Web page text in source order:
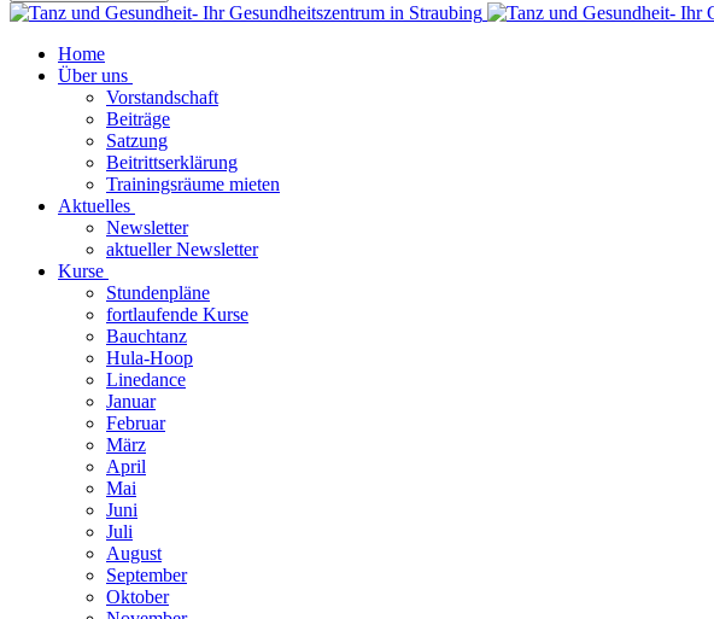
Home
Über uns
Vorstandschaft
Beiträge
Satzung
Beitrittserklärung
Trainingsräume mieten
Aktuelles
Newsletter
aktueller Newsletter
Kurse
Stundenpläne
fortlaufende Kurse
Bauchtanz
Hula-Hoop
Linedance
Januar
Februar
März
April
Mai
Juni
Juli
August
September
Oktober